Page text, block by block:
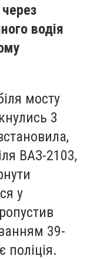
водія
мосту
3
ВАЗ-2103,
у
39-
поліція.